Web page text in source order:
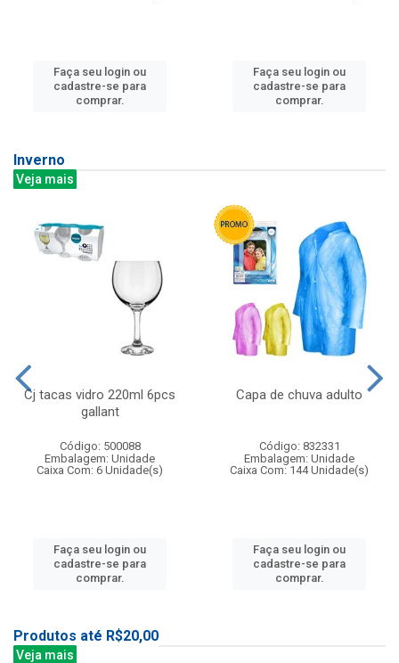
Faça seu login ou
cadastre-se para
comprar.
Faça seu login ou
cadastre-se para
comprar.
Inverno
Veja mais
Cj tacas vidro 220ml 6pcs
gallant
Código: 500088
Embalagem: Unidade
Caixa Com: 6 Unidade(s)
Faça seu login ou
cadastre-se para
comprar.
Capa de chuva adulto
Código: 832331
Embalagem: Unidade
Caixa Com: 144 Unidade(s)
Faça seu login ou
cadastre-se para
comprar.
Produtos até R$20,00
Veja mais